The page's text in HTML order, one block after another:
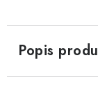
Popis